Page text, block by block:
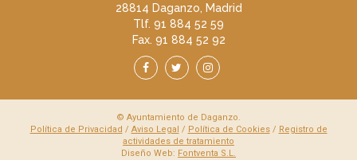
28814 Daganzo, Madrid
Tlf. 91 884 52 59
Fax. 91 884 52 92
© Ayuntamiento de Daganzo.
Política de Privacidad / Aviso Legal / Política de Cookies/ Registro de
actividades de tratamiento
Diseño Web: Fontventa S.L.